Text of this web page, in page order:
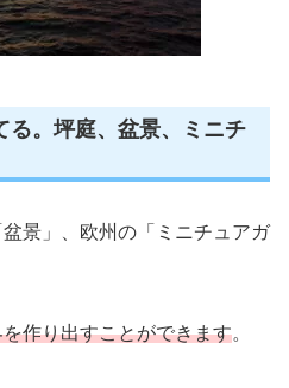
る。坪庭、盆景、ミニチ
景」、欧州の「ミニチュアガ
作り出すことができます。